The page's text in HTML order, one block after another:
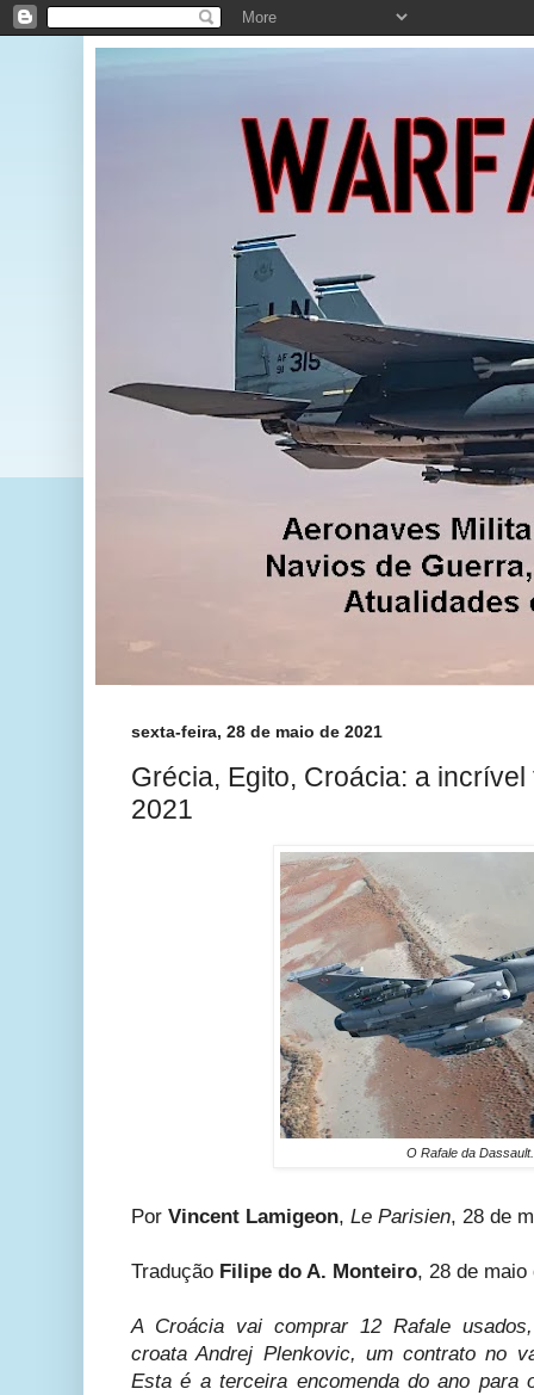
sexta-feira, 28 de maio de 2021
Grécia, Egito, Croácia: a
2021
O Rafale da Dassault.
Por Vincent Lamigeon, Le Parisien, 28 de
Tradução Filipe do A. Monteiro, 28 de maio
A Croácia vai comprar 12 Rafale
croata Andrej Plenkovic, um contrato no
Esta é a terceira encomenda do ano para